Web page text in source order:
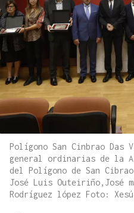
Polígono San Cinbrao Das
general ordinarias de la
del Polígono de San
José Luis Outeiriño,José
Rodríguez lópez Foto: